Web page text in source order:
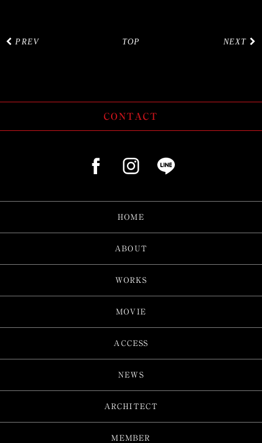
PREV TOP NEXT
CONTACT
HOME
ABOUT
WORKS
MOVIE
ACCESS
NEWS
ARCHITECT
MEMBER